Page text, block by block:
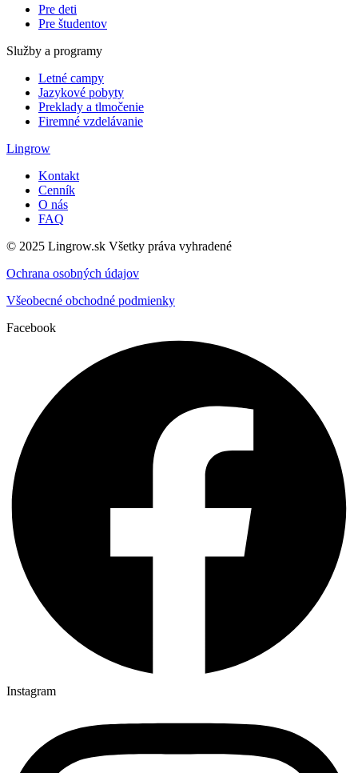
Pre deti
Pre študentov
Služby a programy
Letné campy
Jazykové pobyty
Preklady a tlmočenie
Firemné vzdelávanie
Lingrow
Kontakt
Cenník
O nás
FAQ
© 2025 Lingrow.sk Všetky práva vyhradené
Ochrana osobných údajov
Všeobecné obchodné podmienky
Facebook
Instagram